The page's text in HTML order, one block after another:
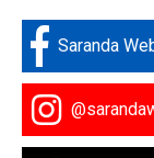
Saranda